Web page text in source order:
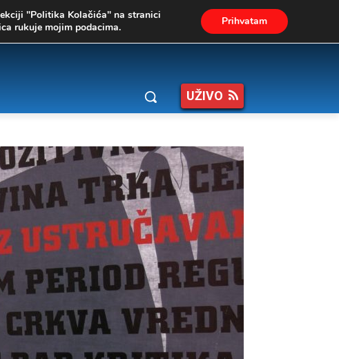
UŽIVO
"Politika Kolačića" na stranici
rukuje mojim podacima. Prihvatam